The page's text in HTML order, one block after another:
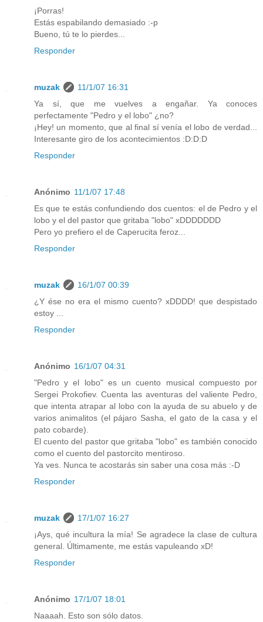
¡Porras!
Estás espabilando demasiado :-p
Bueno, tú te lo pierdes...
Responder
muzak
11/1/07 16:31
Ya sí, que me vuelves a engañar. Ya conoces
perfectamente "Pedro y el lobo" ¿no?
¡Hey! un momento, que al final sí venía el lobo de verdad...
Interesante giro de los acontecimientos :D:D:D
Responder
Anónimo 11/1/07 17:48
Es que te estás confundiendo dos cuentos: el de Pedro y el
lobo y el del pastor que gritaba "lobo" xDDDDDDD
Pero yo prefiero el de Caperucita feroz...
Responder
muzak
16/1/07 00:39
¿Y ése no era el mismo cuento? xDDDD! que despistado
estoy ...
Responder
Anónimo 16/1/07 04:31
"Pedro y el lobo" es un cuento musical compuesto por
Sergei Prokofiev. Cuenta las aventuras del valiente Pedro,
que intenta atrapar al lobo con la ayuda de su abuelo y de
varios animalitos (el pájaro Sasha, el gato de la casa y el
pato cobarde).
El cuento del pastor que gritaba "lobo" es también conocido
como el cuento del pastorcito mentiroso.
Ya ves. Nunca te acostarás sin saber una cosa más :-D
Responder
muzak
17/1/07 16:27
¡Ays, qué incultura la mía! Se agradece la clase de cultura
general. Últimamente, me estás vapuleando xD!
Responder
Anónimo 17/1/07 18:01
Naaaah. Esto son sólo datos.